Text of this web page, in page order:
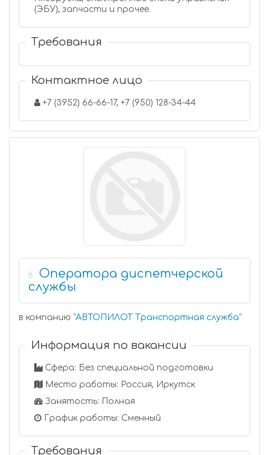
(ЭБУ), запчасти и прочее.
Требования
Контактное лицо
+7 (3952) 66-66-17, +7 (950) 128-34-44
8
Оператора диспетчерской
службы
в компанию "АВТОПИЛОТ Транспортная служба"
Информация по вакансии
Сфера: Без специальной подготовки
Место работы: Россия, Иркутск
Занятость: Полная
График работы: Сменный
Требования